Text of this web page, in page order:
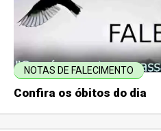
NOTAS DE FALECIMENTO
Confira os óbitos do dia